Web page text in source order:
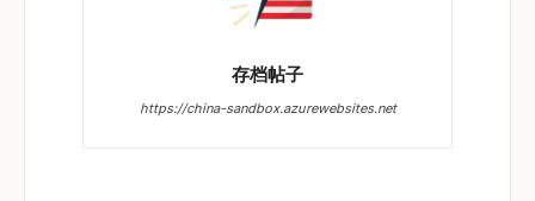
存档帖子
https://china-sandbox.azurewebsites.net